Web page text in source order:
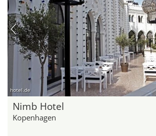
hotel.de
Nimb Hotel
Kopenhagen